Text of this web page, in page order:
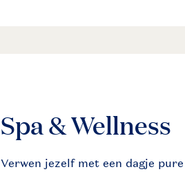
Spa & Wellness
Verwen jezelf met een dagje